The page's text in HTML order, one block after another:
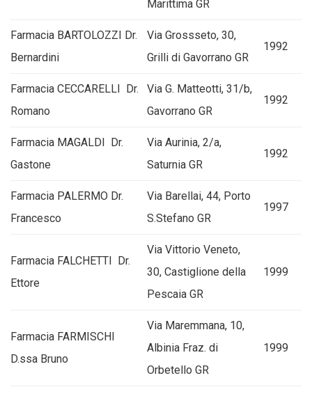
Marittima GR
Farmacia BARTOLOZZI Dr.
Bernardini
Via Grossseto, 30,
Grilli di Gavorrano GR
1992
Farmacia CECCARELLI Dr.
Romano
Via G. Matteotti, 31/b,
Gavorrano GR
1992
Farmacia MAGALDI Dr.
Gastone
Via Aurinia, 2/a,
Saturnia GR
1992
Farmacia PALERMO Dr.
Francesco
Via Barellai, 44, Porto
S.Stefano GR
1997
Farmacia FALCHETTI Dr.
Ettore
Via Vittorio Veneto,
30, Castiglione della
Pescaia GR
1999
Farmacia FARMISCHI
D.ssa Bruno
Via Maremmana, 10,
Albinia Fraz. di
Orbetello GR
1999